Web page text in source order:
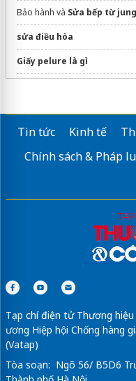
Bảo hành và Sửa bếp từ
sửa điều hòa
Giấy pelure là gì
weblàm menu online
dán phim cách nhiệt ô tô
Nệm cao su tổng hợpcó tốt
Tin tức Kinh tế
Chính sách & Pháp
Tạp chí điện tử Thương
ương Hiệp hội Chống hàng
(Vatap)
Tòa soạn: Ngõ 56/ B5D6